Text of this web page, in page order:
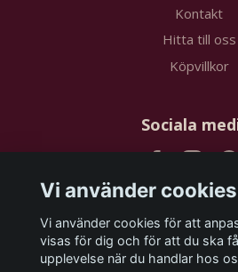
Kontakt
Hitta till oss
Köpvillkor
Sociala
Prenumerera på
Vi använder cookies
Vi använder cookies för att
visas för dig och för att du ska
upplevelse när du handlar hos